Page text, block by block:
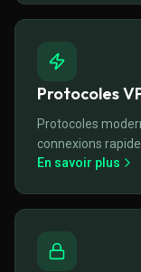
Protocoles
Protocoles
connexions
En savoir plus